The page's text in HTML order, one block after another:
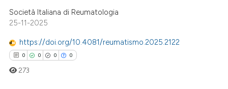
Società Italiana di Reumatologia
25-11-2025
https://doi.org/10.4081/reumatismo.2025.2122
0 0 0 0
273